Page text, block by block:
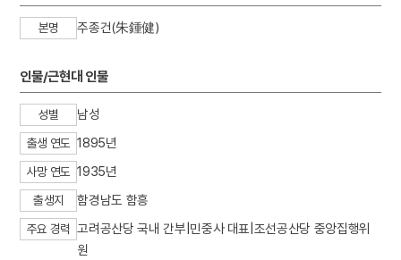
1 강릉김씨 족보
2
사단칠정
4 처서
5 맨드라미
6 박창로
7 반송
8
비유왕
9
성공회대학교
10
본명 주종건(朱鍾健)
인물/근현대 인물
성별 남성
출생 연도 1895년
사망 연도 1935년
출생지 함경남도 함흥
주요 경력 고려공산당 국내 간부|민중사 대표|조선공산당 중앙집행위
원